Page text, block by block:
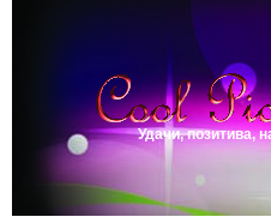
Удачи, позитива,